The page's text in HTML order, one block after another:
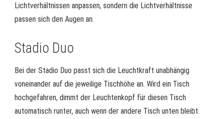
Lichtverhältnissen anpassen, sondern die Lichtverhältnisse
passen sich den Augen an.
Stadio Duo
Bei der Stadio Duo passt sich die Leuchtkraft unabhängig
voneinander auf die jeweilige Tischhöhe an. Wird ein Tisch
hochgefahren, dimmt der Leuchtenkopf für diesen Tisch
automatisch runter, auch wenn der andere Tisch unten bleibt.